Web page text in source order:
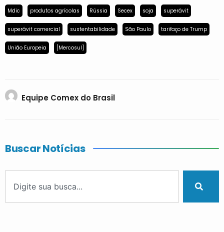
Mdic produtos agrícolas Rússia Secex soja superávit
superávit comercial sustentabilidade São Paulo tarifaço de Trump
União Europeia [Mercosul]
Equipe Comex do Brasil
Buscar Notícias